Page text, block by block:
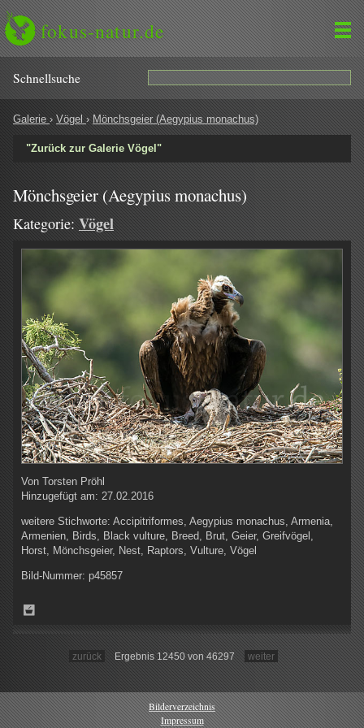
fokus-natur.de
Schnell­suche
Galerie › Vögel › Mönchsgeier (Aegypius monachus)
"Zurück zur Galerie Vögel"
Mönchsgeier (Aegypius monachus)
Kategorie: Vögel
Von Torsten Pröhl
Hinzugefügt am: 27.02.2016
weitere Stichworte: Accipitriformes, Aegypius monachus, Armenia,
Armenien, Birds, Black vulture, Breed, Brut, Geier, Greifvögel,
Horst, Mönchsgeier, Nest, Raptors, Vulture, Vögel
Bild-Nummer: p45857
zurück Ergebnis 12450 von 46297 weiter
Bilderverzeichnis
Impressum